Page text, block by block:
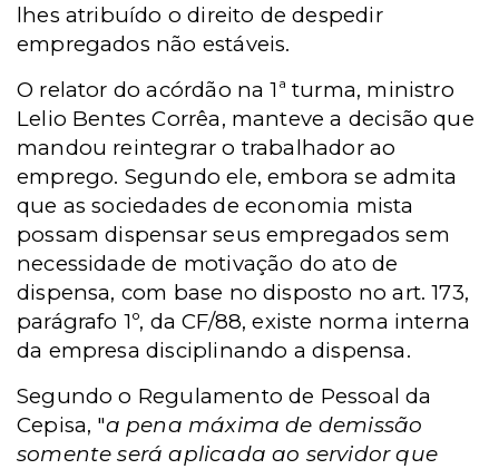
lhes atribuído o direito de despedir
empregados não estáveis.
O relator do acórdão na 1ª turma, ministro
Lelio Bentes Corrêa, manteve a decisão que
mandou reintegrar o trabalhador ao
emprego. Segundo ele, embora se admita
que as sociedades de economia mista
possam dispensar seus empregados sem
necessidade de motivação do ato de
dispensa, com base no disposto no art. 173,
parágrafo 1º, da CF/88, existe norma interna
da empresa disciplinando a dispensa.
Segundo o Regulamento de Pessoal da
Cepisa, "a pena máxima de demissão
somente será aplicada ao servidor que